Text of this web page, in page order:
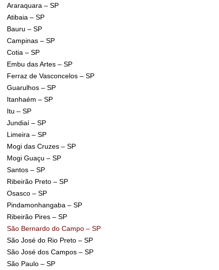
Araraquara – SP
Atibaia – SP
Bauru – SP
Campinas – SP
Cotia – SP
Embu das Artes – SP
Ferraz de Vasconcelos – SP
Guarulhos – SP
Itanhaém – SP
Itu – SP
Jundiaí – SP
Limeira – SP
Mogi das Cruzes – SP
Mogi Guaçu – SP
Santos – SP
Ribeirão Preto – SP
Osasco – SP
Pindamonhangaba – SP
Ribeirão Pires – SP
São Bernardo do Campo – SP
São José do Rio Preto – SP
São José dos Campos – SP
São Paulo – SP